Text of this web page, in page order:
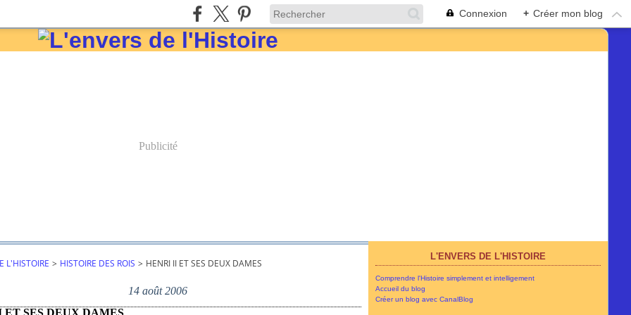
Connexion + Créer mon blog
Publicité
L'HISTOIRE > HISTOIRE DES ROIS > HENRI II ET SES DEUX DAMES
14 août 2006
SES DEUX DAMES
L'ENVERS DE L'HISTOIRE
Comprendre l'Histoire simplement et intelligement
Accueil du blog
Créer un blog avec CanalBlog